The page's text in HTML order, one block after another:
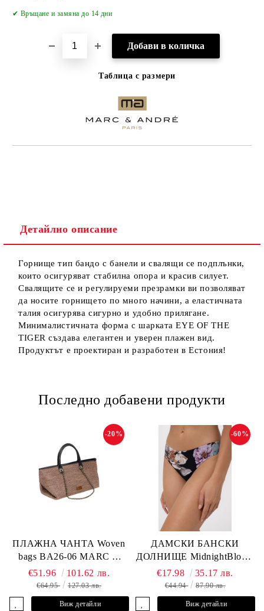
✔ Връщане и замяна до 14 дни
Таблица с размери
Детайлно описание
Горнище тип бандо с банели и свалящи се подплънки,
които осигуряват стабилна опора и красив силует.
Свалящите се и регулируеми презрамки ви позволяват
да носите горнището по много начини, а еластичната
талия осигурява сигурно и удобно прилягане.
Минималистичната форма с шарката EYE OF THE
TIGER създава елегантен и уверен плажен вид.
Продуктът е проектиран и разработен в Естония!
Последно добавени продукти
ПЛАЖНА ЧАНТА Woven
bags BA26-06 MARC &
ANDRE
-20%
€51.96 101.62 лв.
€64.95 127.03 лв.
Виж детайли
ДАМСКИ БАНСКИ
ДОЛНИЩЕ MidnightBloom
L2505-Z-MCR MARC &
ANDRE
-60%
€17.98 35.17 лв.
€44.94 87.90 лв.
Виж детайли